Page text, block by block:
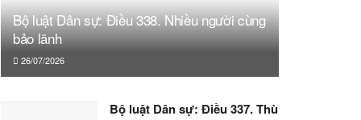
Bộ luật Dân sự: Điều 338. Nhiều người cùng
bảo lãnh
26/07/2026
Bộ luật Dân sự: Điều 337. Thù